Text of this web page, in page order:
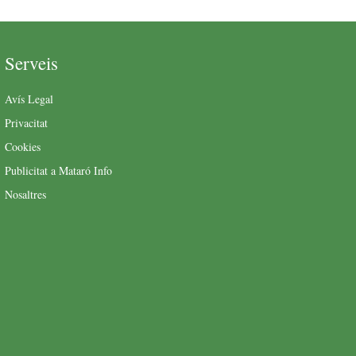
Serveis
Avís Legal
Privacitat
Cookies
Publicitat a Mataró Info
Nosaltres